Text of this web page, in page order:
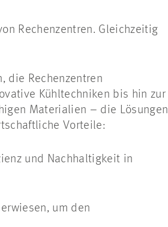
Rechenzentren. Gleichzeitig
die Rechenzentren
Kühltechniken bis hin zur
Materialien – die Lösungen
Vorteile:
und Nachhaltigkeit in
um den